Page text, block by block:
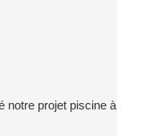
notre projet piscine à